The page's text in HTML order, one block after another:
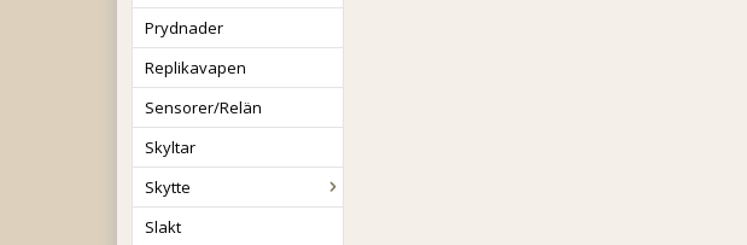
Prydnader
Replikavapen
Sensorer/Relän
Skyltar
Skytte
Slakt